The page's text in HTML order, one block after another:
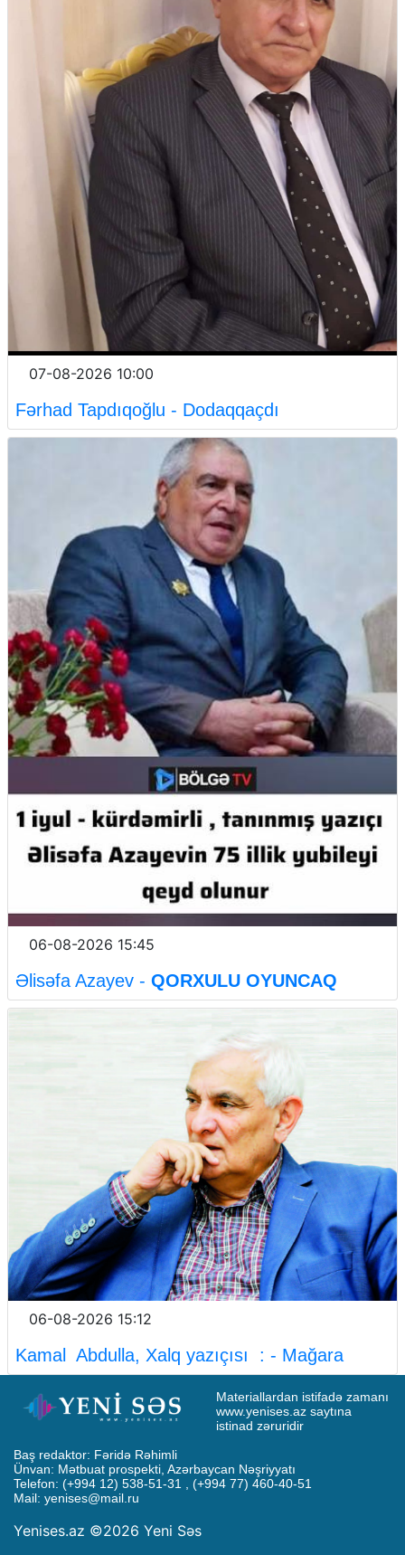
07-08-2026 10:00
Fərhad Tapdıqoğlu - Dodaqqaçdı
06-08-2026 15:45
Əlisəfa Azayev - QORXULU OYUNCAQ
06-08-2026 15:12
Kamal Abdulla, Xalq yazıçısı : - Mağara
Materiallardan istifadə zamanı
www.yenises.az saytına
istinad zəruridir
Baş redaktor: Fəridə Rəhimli
Ünvan: Mətbuat prospekti, Azərbaycan Nəşriyyatı
Telefon: (+994 12) 538-51-31 , (+994 77) 460-40-51
Mail: yenises@mail.ru
Yenises.az ©2026 Yeni Səs